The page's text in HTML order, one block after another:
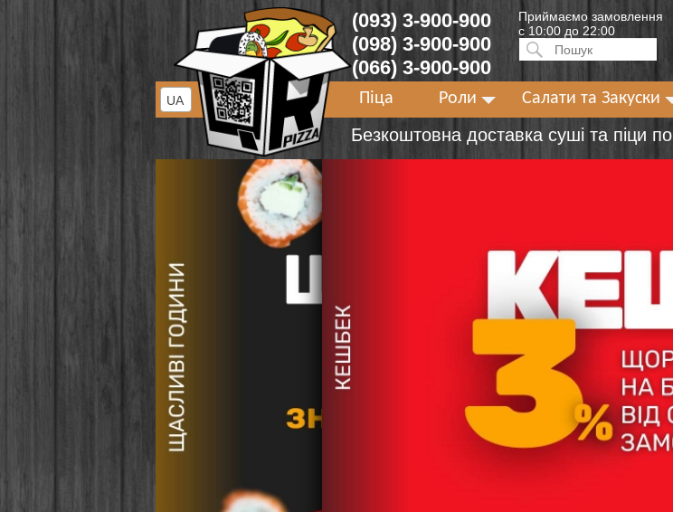
(093) 3-900-900
(098) 3-900-900
(066) 3-900-900
Приймаємо замовлення
с 10:00 до 22:00
Искать:ПОИСК
Піца Роли Салати та Закуски
Безкоштовна доставка суші та піци по
UA